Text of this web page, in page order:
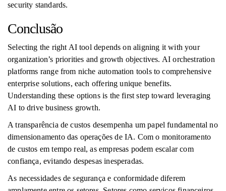
security standards.
Conclusão
Selecting the right AI tool depends on aligning it with your
organization’s priorities and growth objectives. AI orchestration
platforms range from niche automation tools to comprehensive
enterprise solutions, each offering unique benefits.
Understanding these options is the first step toward leveraging
AI to drive business growth.
A transparência de custos desempenha um papel fundamental no
dimensionamento das operações de IA. Com o monitoramento
de custos em tempo real, as empresas podem escalar com
confiança, evitando despesas inesperadas.
As necessidades de segurança e conformidade diferem